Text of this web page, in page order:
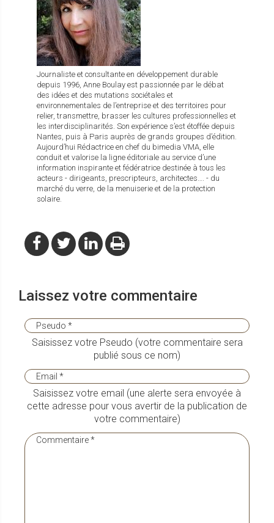
Journaliste et consultante en développement durable
depuis 1996, Anne Boulay est passionnée par le débat
des idées et des mutations sociétales et
environnementales de l’entreprise et des territoires pour
relier, transmettre, brasser les cultures professionnelles et
les interdisciplinarités. Son expérience s’est étoffée depuis
Nantes, puis à Paris auprès de grands groupes d’édition.
Aujourd’hui Rédactrice en chef du bimedia VMA, elle
conduit et valorise la ligne éditoriale au service d’une
information inspirante et fédératrice destinée à tous les
acteurs - dirigeants, prescripteurs, architectes…. - du
marché du verre, de la menuiserie et de la protection
solaire.
Laissez votre commentaire
Saisissez votre Pseudo (votre commentaire sera
publié sous ce nom)
Saisissez votre email (une alerte sera envoyée à
cette adresse pour vous avertir de la publication de
votre commentaire)